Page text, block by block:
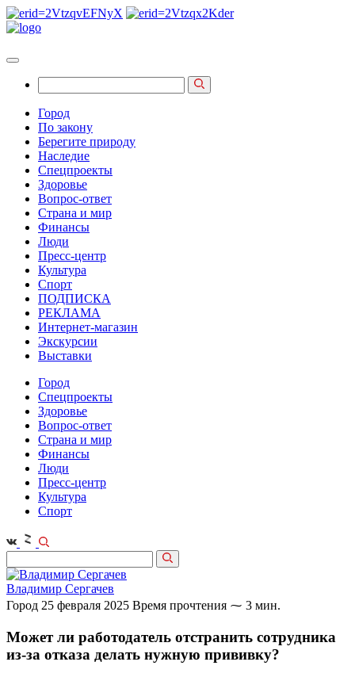
Город
По закону
Берегите природу
Наследие
Спецпроекты
Здоровье
Вопрос-ответ
Страна и мир
Финансы
Люди
Пресс-центр
Культура
Спорт
ПОДПИСКА
РЕКЛАМА
Интернет-магазин
Экскурсии
Выставки
Город
Спецпроекты
Здоровье
Вопрос-ответ
Страна и мир
Финансы
Люди
Пресс-центр
Культура
Спорт
Владимир Сергачев
Город 25 февраля 2025 Время прочтения ⁓ 3 мин.
Может ли работодатель отстранить сотрудника
из‑за отказа делать нужную прививку?